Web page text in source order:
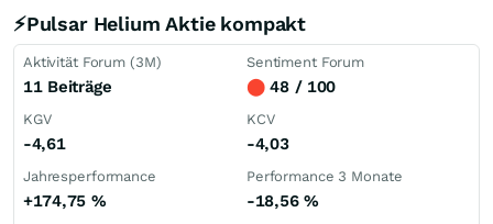
⚡Pulsar Helium Aktie kompakt
Aktivität Forum (3M)
11 Beiträge
Sentiment Forum
⬤48 / 100
KGV
-4,61
KCV
-4,03
Jahresperformance
+174,75 %
Performance 3 Monate
-18,56 %